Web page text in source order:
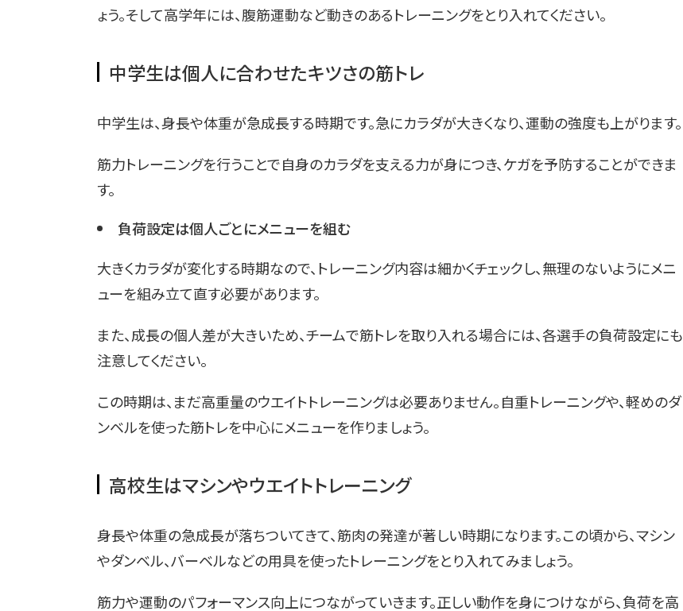
ょう。そして高学年には、腹筋運動など動きのあるトレーニングをとり入れてください。
中学生は個人に合わせたキツさの筋トレ
中学生は、身長や体重が急成長する時期です。急にカラダが大きくなり、運動の強度も上がります。
筋力トレーニングを行うことで自身のカラダを支える力が身につき、ケガを予防することができま
す。
負荷設定は個人ごとにメニューを組む
大きくカラダが変化する時期なので、トレーニング内容は細かくチェックし、無理のないようにメニ
ューを組み立て直す必要があります。
また、成長の個人差が大きいため、チームで筋トレを取り入れる場合には、各選手の負荷設定にも
注意してください。
この時期は、まだ高重量のウエイトトレーニングは必要ありません。自重トレーニングや、軽めのダ
ンベルを使った筋トレを中心にメニューを作りましょう。
高校生はマシンやウエイトトレーニング
身長や体重の急成長が落ちついてきて、­筋肉の発達が著しい時期になります。この頃から、マシン
やダンベル、バーベルなどの用具を使ったトレーニングをとり入れてみましょう。
筋力や運動のパフォーマンス向上につながっていきます。正しい動作を身につけながら、負荷を高